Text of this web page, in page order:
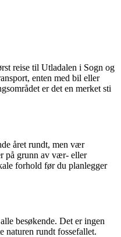
reise til Utladalen i Sogn og
enten med bil eller
er det en merket sti
året rundt, men vær
på grunn av vær- eller
forhold før du planlegger
besøkende. Det er ingen
naturen rundt fossefallet.